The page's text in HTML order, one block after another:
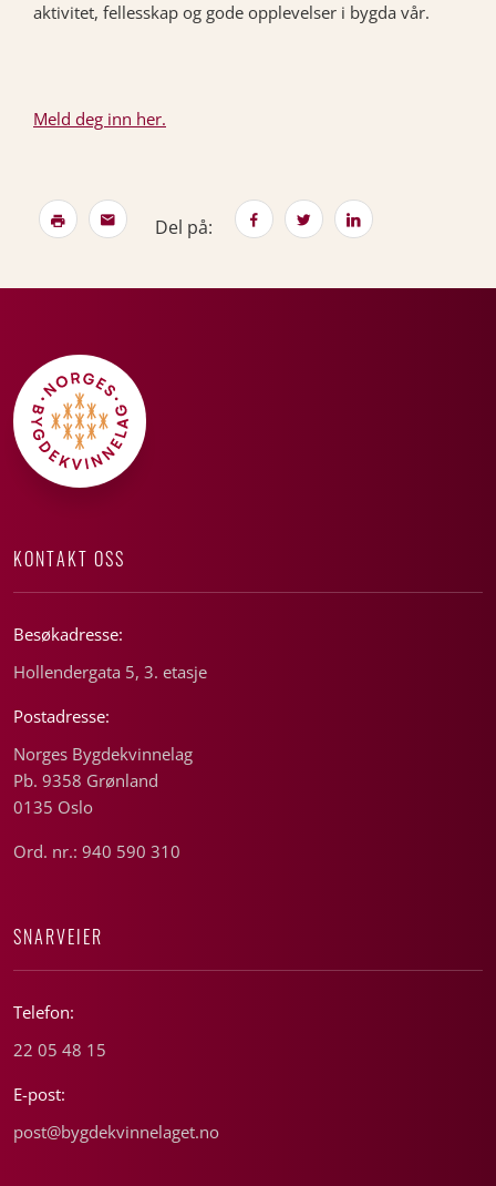
aktivitet, fellesskap og gode opplevelser i bygda vår.
Meld deg inn her.
Del på:
KONTAKT OSS
Besøkadresse:
Hollendergata 5, 3. etasje
Postadresse:
Norges Bygdekvinnelag
Pb. 9358 Grønland
0135 Oslo
Ord. nr.: 940 590 310
SNARVEIER
Telefon:
22 05 48 15
E-post:
post@bygdekvinnelaget.no